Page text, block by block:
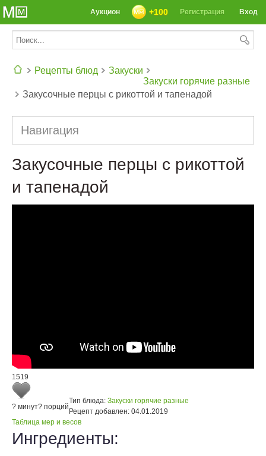
СЕГОДНЯ: 39142 РЕЦЕПТА
Вход
Регистрация
+100
Аукцион
Рецепты блюд
Закуски
Закуски горячие разные
Закусочные перцы с рикоттой и тапенадой
Навигация
Закусочные перцы с рикоттой
и тапенадой
1519
? минут? порций
Тип блюда: Закуски горячие разные
Рецепт добавлен: 04.01.2019
Таблица мер и весов
Ингредиенты: